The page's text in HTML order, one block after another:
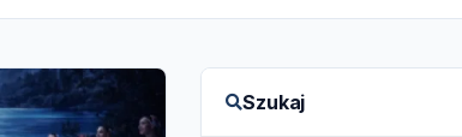
Szukaj